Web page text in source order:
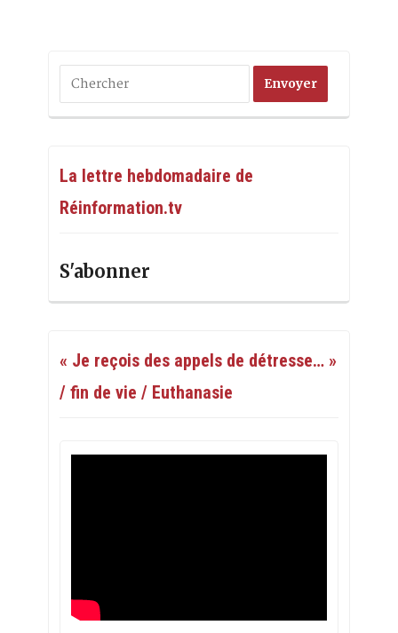
La lettre hebdomadaire de
Réinformation.tv
S'abonner
« Je reçois des appels de détresse… »
/ fin de vie / Euthanasie